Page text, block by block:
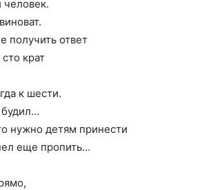
получить ответ
крат
к шести.
нужно детям принести
еще пропить…